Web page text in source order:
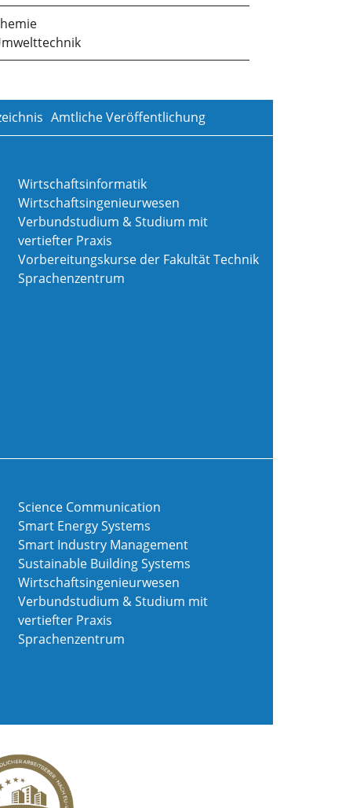
Amtliche Veröffentlichung
Wirtschaftsinformatik
Wirtschaftsingenieurwesen
Verbundstudium & Studium mit
vertiefter Praxis
Vorbereitungskurse der Fakultät Technik
Sprachenzentrum
Science Communication
Smart Energy Systems
Smart Industry Management
Sustainable Building Systems
Wirtschaftsingenieurwesen
Verbundstudium & Studium mit
vertiefter Praxis
Sprachenzentrum